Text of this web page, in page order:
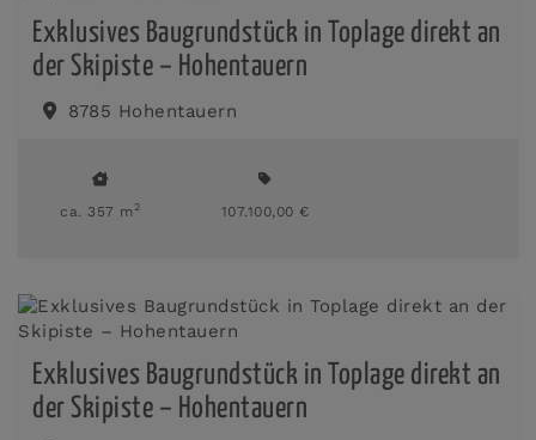
Exklusives Baugrundstück in Toplage direkt an
der Skipiste – Hohentauern
8785 Hohentauern
ca. 357 m2 107.100,00 €
Exklusives Baugrundstück in Toplage direkt an
der Skipiste – Hohentauern